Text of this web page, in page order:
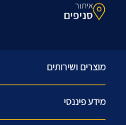
איתור
סניפים
מוצרים ושירותים
מידע פיננסי